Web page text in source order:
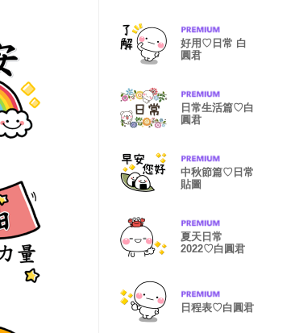
好用♡日常 白
圓君
日常生活篇♡白
圓君
中秋節篇♡日常
貼圖
夏天日常
2022♡白圓君
日程表♡白圓君